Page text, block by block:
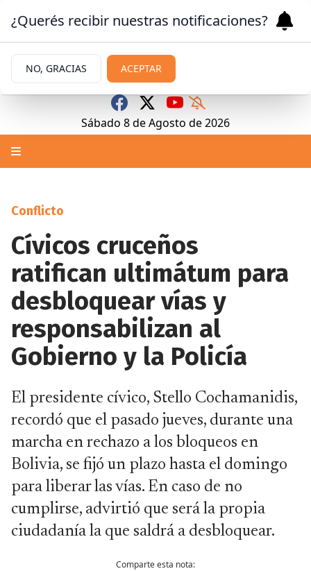
Sábado 8deAgosto de 2026
Conflicto
Cívicos cruceños
ratifican ultimátum para
desbloquear vías y
responsabilizan al
Gobierno y la Policía
El presidente cívico, Stello Cochamanidis,
recordó que el pasado jueves, durante una
marcha en rechazo a los bloqueos en
Bolivia, se fijó un plazo hasta el domingo
para liberar las vías. En caso de no
cumplirse, advirtió que será la propia
ciudadanía la que saldrá a desbloquear.
Comparte esta nota:
¿Querés recibir nuestras notificaciones?
NO, GRACIAS ACEPTAR